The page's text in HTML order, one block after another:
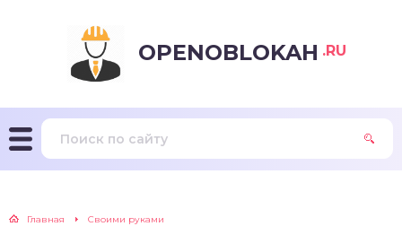
OPENOBLOKAH .RU
Главная Своими руками